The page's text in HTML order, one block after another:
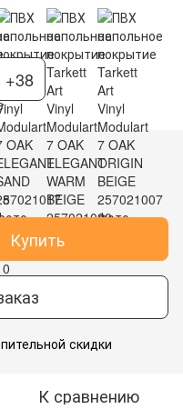
+38
Купить
скидки
К сравнению